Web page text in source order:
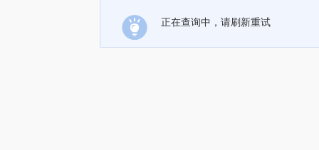
正在查询中，请刷新重试